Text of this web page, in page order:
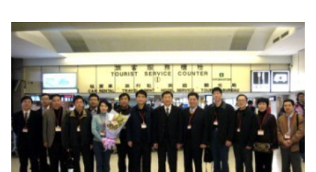
財政局會計科科長徐國強，省珠協理事、祈門縣閶江小學副校長胡
育林，六安市珠協副會長、財政局會計科科長吳洪信，六安市裕安
區丁集鎮中心小學高級教師周福友、馬鞍市珠協秘書長、財..